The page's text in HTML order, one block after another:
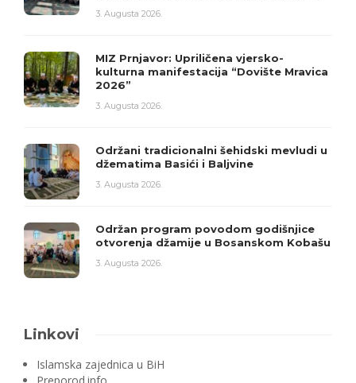
3. Augusta 2026.
MIZ Prnjavor: Upriličena vjersko-
kulturna manifestacija “Dovište Mravica
2026”
3. Augusta 2026.
Održani tradicionalni šehidski mevludi u
džematima Basići i Baljvine
3. Augusta 2026.
Održan program povodom godišnjice
otvorenja džamije u Bosanskom Kobašu
3. Augusta 2026.
Linkovi
Islamska zajednica u BiH